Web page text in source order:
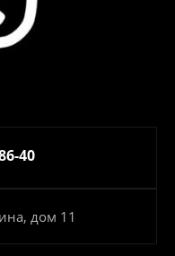
40
дом 11